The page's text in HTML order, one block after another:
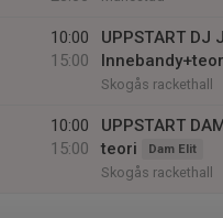
10:00
15:00
UPPSTART DJ
Skogås rackethall
10:00
15:00
UPPSTART
teori
Dam Elit
Skogås rackethall